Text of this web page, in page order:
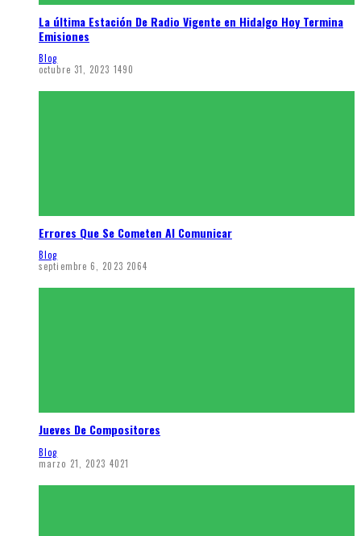
La última Estación De Radio Vigente en Hidalgo Hoy Termina
Emisiones
Blog
octubre 31, 2023 1490
Errores Que Se Cometen Al Comunicar
Blog
septiembre 6, 2023 2064
Jueves De Compositores
Blog
marzo 21, 2023 4021